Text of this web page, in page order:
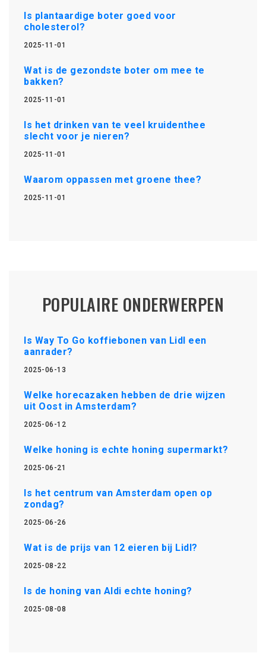
Is plantaardige boter goed voor
cholesterol?
2025-11-01
Wat is de gezondste boter om mee te
bakken?
2025-11-01
Is het drinken van te veel kruidenthee
slecht voor je nieren?
2025-11-01
Waarom oppassen met groene thee?
2025-11-01
POPULAIRE ONDERWERPEN
Is Way To Go koffiebonen van Lidl een
aanrader?
2025-06-13
Welke horecazaken hebben de drie wijzen
uit Oost in Amsterdam?
2025-06-12
Welke honing is echte honing supermarkt?
2025-06-21
Is het centrum van Amsterdam open op
zondag?
2025-06-26
Wat is de prijs van 12 eieren bij Lidl?
2025-08-22
Is de honing van Aldi echte honing?
2025-08-08